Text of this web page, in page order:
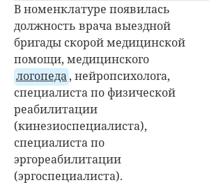
В номенклатуре появилась
должность врача выездной
бригады скорой медицинской
помощи, медицинского
логопеда, нейропсихолога,
специалиста по физической
реабилитации
(кинезиоспециалиста),
специалиста по
эргореабилитации
(эргоспециалиста).